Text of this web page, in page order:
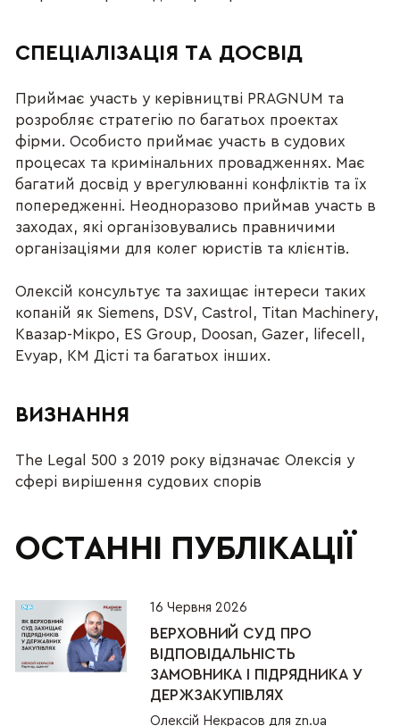
СПЕЦІАЛІЗАЦІЯ ТА ДОСВІД
Приймає участь у керівництві PRAGNUM та
розробляє стратегію по багатьох проектах
фірми. Особисто приймає участь в судових
процесах та кримінальних провадженнях. Має
багатий досвід у врегулюванні конфліктів та їх
попередженні. Неодноразово приймав участь в
заходах, які організовувались правничими
організаціями для колег юристів та клієнтів.
Олексій консультує та захищає інтереси таких
копаній як Siemens, DSV, Castrol, Titan Machinery,
Квазар-Мікро, ES Group, Doosan, Gazer, lifecell,
Evyap, КМ Дісті та багатьох інших.
ВИЗНАННЯ
The Legal 500 з 2019 року відзначає Олексія у
сфері вирішення судових спорів
ОСТАННІ ПУБЛІКАЦІЇ
16 Червня 2026
ВЕРХОВНИЙ СУД ПРО
ВІДПОВІДАЛЬНІСТЬ
ЗАМОВНИКА І ПІДРЯДНИКА У
ДЕРЖЗАКУПІВЛЯХ
Олексій Некрасов для zn.ua